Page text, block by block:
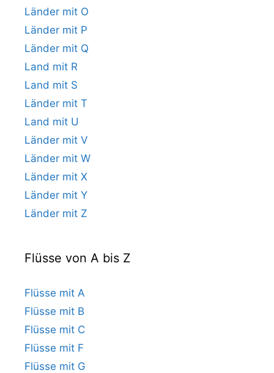
Länder mit O
Länder mit P
Länder mit Q
Land mit R
Land mit S
Länder mit T
Land mit U
Länder mit V
Länder mit W
Länder mit X
Länder mit Y
Länder mit Z
Flüsse von A bis Z
Flüsse mit A
Flüsse mit B
Flüsse mit C
Flüsse mit F
Flüsse mit G